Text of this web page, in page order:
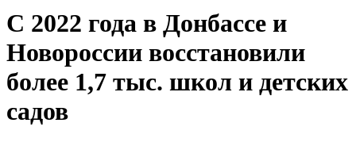
С 2022 года в Донбассе и
Новороссии восстановили
более 1,7 тыс. школ и детских
садов